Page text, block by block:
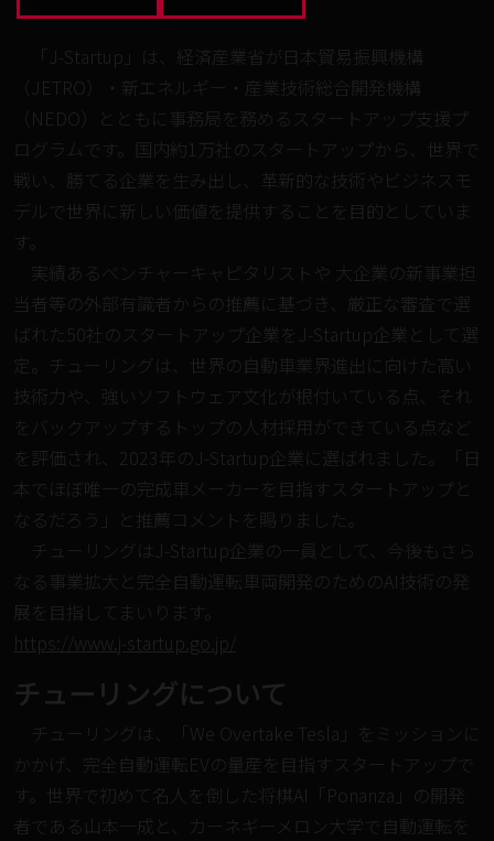
「J-Startup」は、経済産業省が日本貿易振興機構
（JETRO）・新エネルギー・産業技術総合開発機構
（NEDO）とともに事務局を務めるスタートアップ支援プ
ログラムです。国内約1万社のスタートアップから、世界で
戦い、勝てる企業を生み出し、革新的な技術やビジネスモ
デルで世界に新しい価値を提供することを目的としていま
す。
実績あるベンチャーキャピタリストや 大企業の新事業担
当者等の外部有識者からの推薦に基づき、厳正な審査で選
ばれた50社のスタートアップ企業をJ-Startup企業として選
定。チューリングは、世界の自動車業界進出に向けた高い
技術力や、強いソフトウェア文化が根付いている点、それ
をバックアップするトップの人材採用ができている点など
を評価され、2023年のJ-Startup企業に選ばれました。「日
本でほぼ唯一の完成車メーカーを目指すスタートアップと
なるだろう」と推薦コメントを賜りました。
チューリングはJ-Startup企業の一員として、今後もさら
なる事業拡大と完全自動運転車両開発のためのAI技術の発
展を目指してまいります。
https://www.j-startup.go.jp/
チューリングについて
チューリングは、「We Overtake Tesla」をミッションに
かかげ、完全⾃動運転EVの量産を⽬指すスタートアップで
す。世界で初めて名人を倒した将棋AI「Ponanza」の開発
者である⼭本⼀成と、カーネギーメロン⼤学で自動運転を